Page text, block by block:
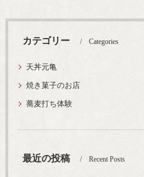
カテゴリー Categories
天丼元亀
焼き菓子のお店
蕎麦打ち体験
最近の投稿 Recent Posts